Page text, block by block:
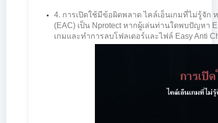
4. การเปิดใช้มีข้อผิดพลาด ไคล์เอ็นเกมที่ไม่รู้จัก
(EAC) เป็น Nprotect หากผู้เล่นท่านใดพบปัญหา
เกมและทำการลบโฟลเดอร์และไฟล์ Easy Anti